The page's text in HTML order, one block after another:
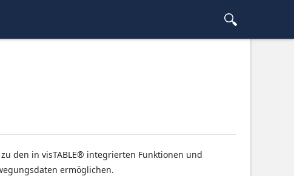
den in visTABLE® integrierten Funktionen und
ermöglichen.